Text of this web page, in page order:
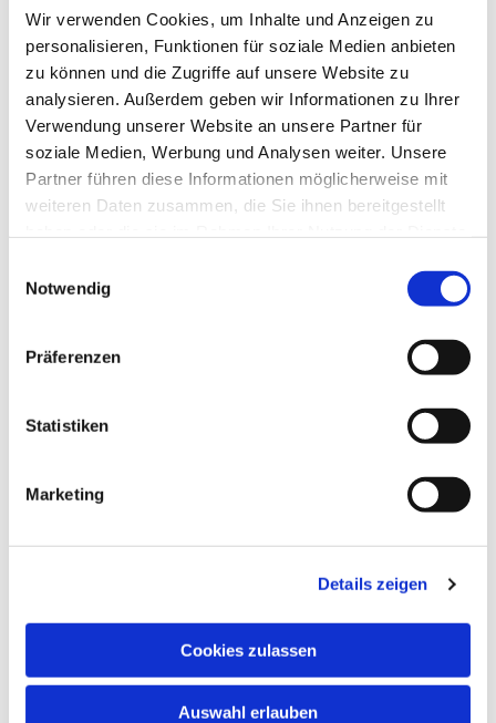
Wir verwenden Cookies, um Inhalte und Anzeigen zu
personalisieren, Funktionen für soziale Medien anbieten
zu können und die Zugriffe auf unsere Website zu
analysieren. Außerdem geben wir Informationen zu Ihrer
Verwendung unserer Website an unsere Partner für
soziale Medien, Werbung und Analysen weiter. Unsere
Partner führen diese Informationen möglicherweise mit
weiteren Daten zusammen, die Sie ihnen bereitgestellt
Notwendig
Präferenzen
Statistiken
Marketing
Details zeigen
Cookies zulassen
Auswahl erlauben
Dies könnte Sie auch
interessieren